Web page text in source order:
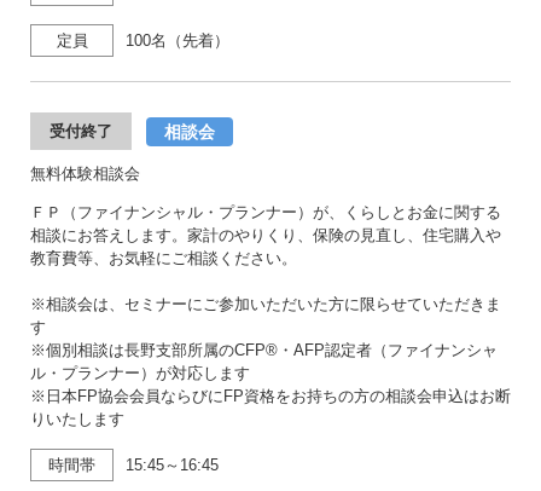
定員 100名（先着）
受付終了 相談会
無料体験相談会
ＦＰ（ファイナンシャル・プランナー）が、くらしとお金に関する
相談にお答えします。家計のやりくり、保険の見直し、住宅購入や
教育費等、お気軽にご相談ください。
※相談会は、セミナーにご参加いただいた方に限らせていただきま
す
※個別相談は長野支部所属のCFP®・AFP認定者（ファイナンシャ
ル・プランナー）が対応します
※日本FP協会会員ならびにFP資格をお持ちの方の相談会申込はお断
りいたします
時間帯 15:45～16:45